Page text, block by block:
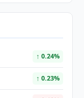
↑ 0.24%
↑ 0.23%